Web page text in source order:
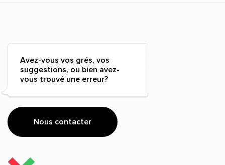
Avez-vous vos grés, vos
suggestions, ou bien avez-
vous trouvé une erreur?
Nous contacter